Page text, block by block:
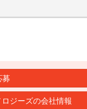
募
ジーズの会社情報